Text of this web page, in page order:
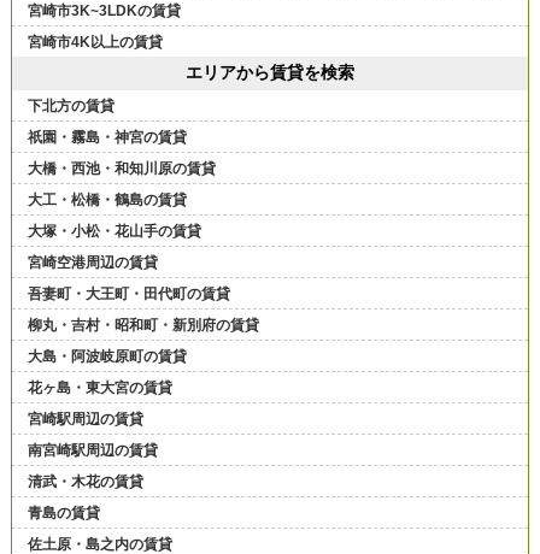
宮崎市3K~3LDKの賃貸
宮崎市4K以上の賃貸
エリアから賃貸を検索
下北方の賃貸
祇園・霧島・神宮の賃貸
大橋・西池・和知川原の賃貸
大工・松橋・鶴島の賃貸
大塚・小松・花山手の賃貸
宮崎空港周辺の賃貸
吾妻町・大王町・田代町の賃貸
柳丸・吉村・昭和町・新別府の賃貸
大島・阿波岐原町の賃貸
花ヶ島・東大宮の賃貸
宮崎駅周辺の賃貸
南宮崎駅周辺の賃貸
清武・木花の賃貸
青島の賃貸
佐土原・島之内の賃貸